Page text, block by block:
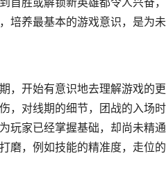
养最基本的游戏意识，是为未
，开始有意识地去理解游戏的
，对线期的细节，团战的入场
玩家已经掌握基础，却尚未精
磨，例如技能的精准度，走位